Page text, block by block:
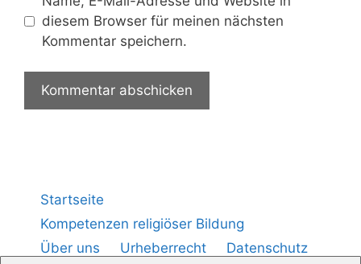
diesem Browser für meinen nächsten
Kommentar speichern.
Startseite
Kompetenzen religiöser Bildung
Über uns
Urheberrecht Datenschutz